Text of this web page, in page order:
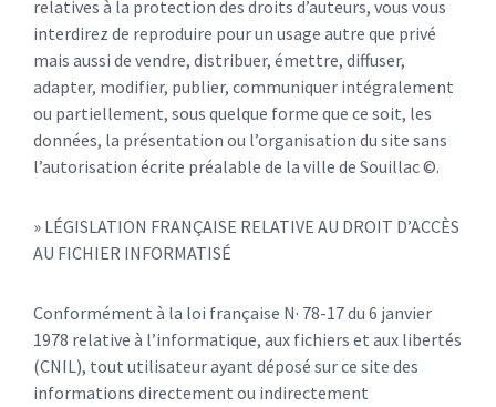
relatives à la protection des droits d’auteurs, vous vous
interdirez de reproduire pour un usage autre que privé
mais aussi de vendre, distribuer, émettre, diffuser,
adapter, modifier, publier, communiquer intégralement
ou partiellement, sous quelque forme que ce soit, les
données, la présentation ou l’organisation du site sans
l’autorisation écrite préalable de la ville de Souillac ©.
» LÉGISLATION FRANÇAISE RELATIVE AU DROIT D’ACCÈS
AU FICHIER INFORMATISÉ
Conformément à la loi française N· 78-17 du 6 janvier
1978 relative à l’informatique, aux fichiers et aux libertés
(CNIL), tout utilisateur ayant déposé sur ce site des
informations directement ou indirectement